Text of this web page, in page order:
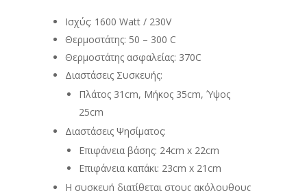
Ισχύς: 1600 Watt / 230V
Θερμοστάτης: 50 – 300 C
Θερμοστάτης ασφαλείας: 370C
Διαστάσεις Συσκευής:
Πλάτος 31cm, Μήκος 35cm, Ύψος
25cm
Διαστάσεις Ψησίματος:
Επιφάνεια βάσης: 24cm x 22cm
Επιφάνεια καπάκι: 23cm x 21cm
Η συσκευή διατίθεται στους ακόλουθους